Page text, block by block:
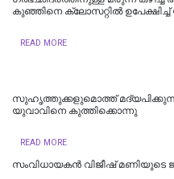
കുഞ്ഞിനെ ക്ലോസറ്റിൽ
READ MORE
സുഹൃത്തുക്കളുമൊത്ത്
യുവാവിനെ കുത്തിക്കൊന്നു
READ MORE
സംവിധായകൻ വിജീഷ് മണിയുടെ